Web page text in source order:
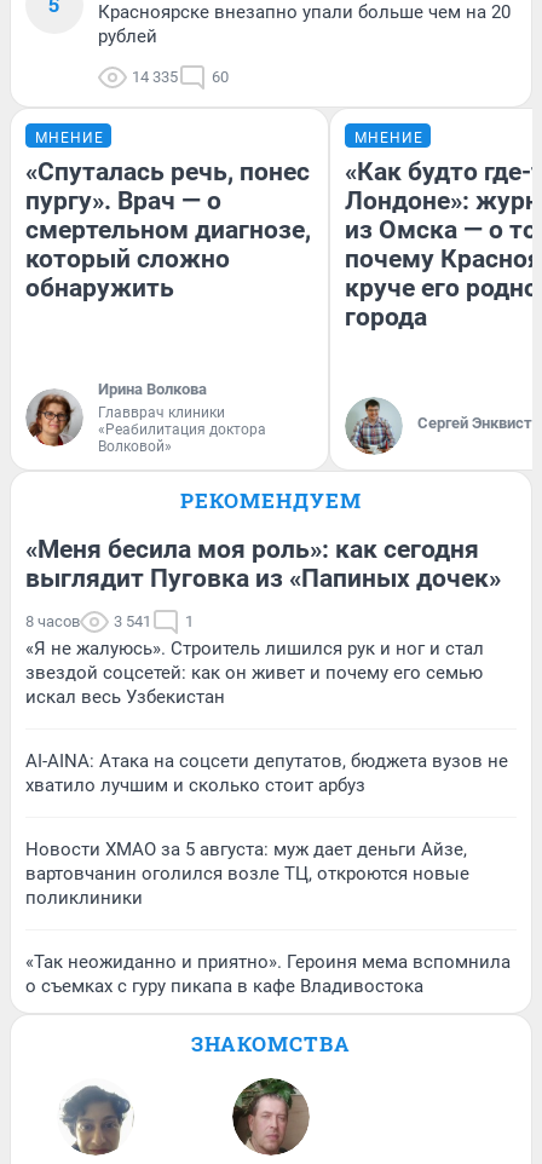
Красноярске внезапно упали больше чем на 20
рублей
14 335 60
МНЕНИЕ
«Спуталась речь, понес
пургу». Врач — о
смертельном диагнозе,
который сложно
обнаружить
Ирина Волкова
Главврач клиники
«Реабилитация доктора
Волковой»
МНЕНИЕ
«Как будто где-
Лондоне»:
из Омска — о
почему
круче его
города
Сергей Энквист
РЕКОМЕНДУЕМ
«Меня бесила моя роль»: как сегодня
выглядит Пуговка из «Папиных дочек»
8 часов 3 541 1
«Я не жалуюсь». Строитель лишился рук и ног и стал
звездой соцсетей: как он живет и почему его семью
искал весь Узбекистан
AI-AINA: Атака на соцсети депутатов, бюджета вузов не
хватило лучшим и сколько стоит арбуз
Новости ХМАО за 5 августа: муж дает деньги Айзе,
вартовчанин оголился возле ТЦ, откроются новые
поликлиники
«Так неожиданно и приятно». Героиня мема вспомнила
о съемках с гуру пикапа в кафе Владивостока
ЗНАКОМСТВА